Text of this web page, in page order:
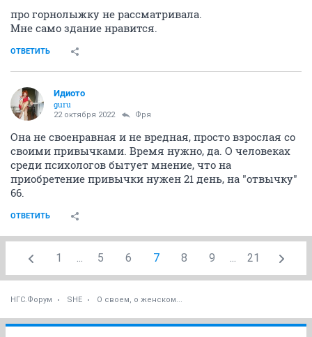
про горнолыжку не рассматривала.
Мне само здание нравится.
ОТВЕТИТЬ
Идиото
guru
22 октября 2022 Фря
Она не своенравная и не вредная, просто взрослая со
своими привычками. Время нужно, да. О человеках
среди психологов бытует мнение, что на
приобретение привычки нужен 21 день, на "отвычку"
66.
ОТВЕТИТЬ
1 ... 5 6 7 8 9 ... 21
НГС.Форум SHE О своем, о женском...